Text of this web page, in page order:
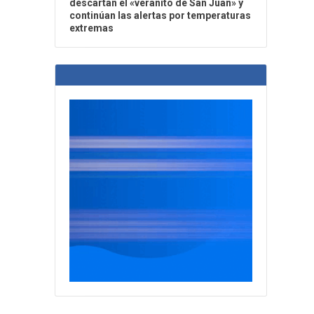
descartan el «veranito de San Juan» y
continúan las alertas por temperaturas
extremas